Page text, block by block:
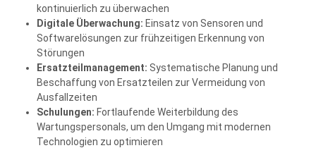
kontinuierlich zu überwachen
Digitale Überwachung: Einsatz von Sensoren und
Softwarelösungen zur frühzeitigen Erkennung von
Störungen
Ersatzteilmanagement: Systematische Planung und
Beschaffung von Ersatzteilen zur Vermeidung von
Ausfallzeiten
Schulungen: Fortlaufende Weiterbildung des
Wartungspersonals, um den Umgang mit modernen
Technologien zu optimieren